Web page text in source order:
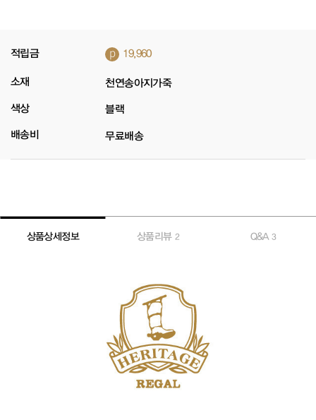
적립금 p 19,960
소재 천연송아지가죽
색상 블랙
배송비 무료배송
상품상세정보 상품리뷰 2 Q&A3